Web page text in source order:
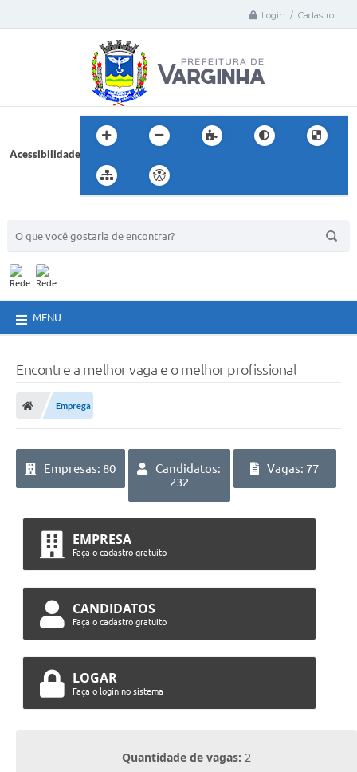
Login / Cadastro
Acessibilidade
MENU
Encontre a melhor vaga e o melhor profissional
Emprega
Empresas: 80
Candidatos:
232
Vagas: 77
EMPRESA
Faça o cadastro gratuito
CANDIDATOS
Faça o cadastro gratuito
LOGAR
Faça o login no sistema
Quantidade de vagas: 2